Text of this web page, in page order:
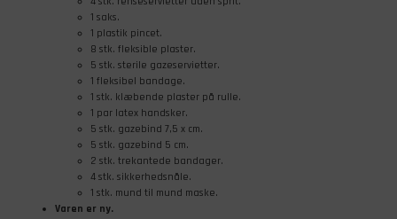
1 saks.
1 plastik pincet.
8 stk. fleksible plaster.
5 stk. sterile gazeservietter.
1 fleksibel bandage.
1 stk. klæbende plaster på rulle.
1 par latex handsker.
5 stk. gazebind 7,5 x cm.
5 stk. gazebind 5 cm.
2 stk. trekantede bandager.
4 stk. sikkerhedsnåle.
1 stk. mund til mund maske.
Varen er ny.